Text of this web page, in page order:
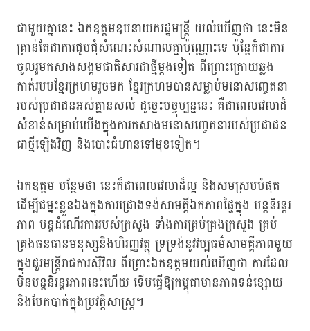
ជាមួយគ្នានេះ ឯកឧត្តមឧបនាយករដ្ឋមន្ត្រី យល់ឃើញថា នេះមិន
គ្រាន់តែជាការជួបជុំសំណេះសំណាលគ្នាប៉ុណ្ណោះទេ ប៉ុន្តែក៏ជាការ
ចូលរួមកសាងសង្គមជាតិសារជាថ្មីម្ដងទៀត ពីព្រោះក្រោយឆ្លង
កាត់របបខ្មែរក្រហមរួចមក ខ្មែរក្រហមបានសម្លាប់មនោសញ្ចេតនា
របស់ប្រជាជនអស់គ្មានសល់ ដូច្នេះបច្ចុប្បន្ននេះ គឺជាពេលវេលាដ៏
សំខាន់សម្រាប់យើងក្នុងការកសាងមនោសញ្ចេតនារបស់ប្រជាជន
ជាថ្មីឡើងវិញ និងបោះជំហានទៅមុខទៀត។
ឯកឧត្តម បន្ថែមថា នេះក៏ជាពេលវេលាដ៏ល្អ និងសមស្របបំផុត
ដើម្បីជម្នះខ្លួនឯងក្នុងការជ្រោងទង់សាមគ្គីឯកភាពផ្ទៃក្នុង បន្តនិរន្តរ
ភាព បន្តដំណើរការរបស់ក្រសួង ទាំងការគ្រប់គ្រងក្រសួង គ្រប់
គ្រងធនធានមនុស្សនិងហិរញ្ញវត្ថុ ទ្រទ្រង់នូវវប្បធម៌សាមគ្គីភាពមួយ
ក្នុងជួរមន្ត្រីរាជការស៊ីវិល ពីព្រោះឯកឧត្តមយល់ឃើញថា ការដែល
មិនបន្តនិរន្តរភាពនេះហើយ ទើបធ្វើឱ្យកម្ពុជាមានភាពទន់ខ្សោយ
និងបែកបាក់ក្នុងប្រវត្តិសាស្ត្រ។